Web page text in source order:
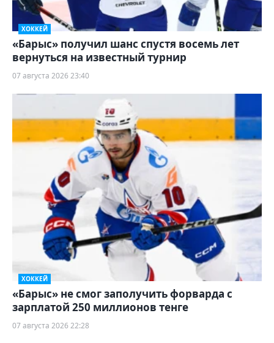
ХОККЕЙ
«Барыс» получил шанс спустя восемь лет
вернуться на известный турнир
07 августа 2026 23:40
ХОККЕЙ
«Барыс» не смог заполучить форварда с
зарплатой 250 миллионов тенге
07 августа 2026 22:28